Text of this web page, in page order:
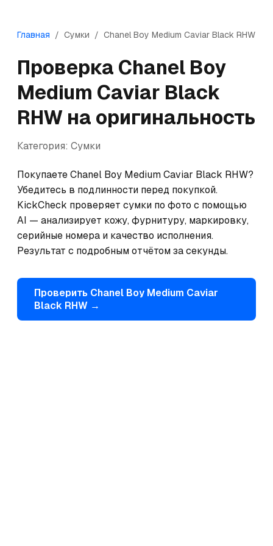
Главная / Сумки / Chanel Boy Medium Caviar Black RHW
Проверка Chanel Boy
Medium Caviar Black
RHW на оригинальность
Категория: Сумки
Покупаете Chanel Boy Medium Caviar Black RHW?
Убедитесь в подлинности перед покупкой.
KickCheck проверяет сумки по фото с помощью
AI — анализирует кожу, фурнитуру, маркировку,
серийные номера и качество исполнения.
Результат с подробным отчётом за секунды.
Проверить Chanel Boy Medium Caviar
Black RHW →